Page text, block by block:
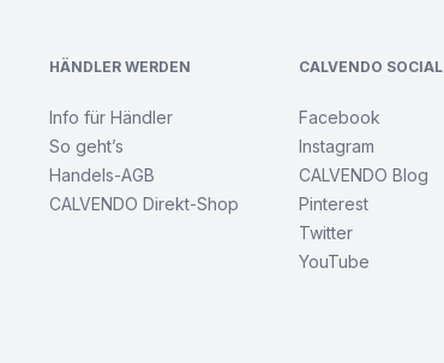
HÄNDLER WERDEN
Info für Händler
So geht’s
Handels-AGB
CALVENDO Direkt-Shop
CALVENDO SOCIAL
Facebook
Instagram
CALVENDO Blog
Pinterest
Twitter
YouTube